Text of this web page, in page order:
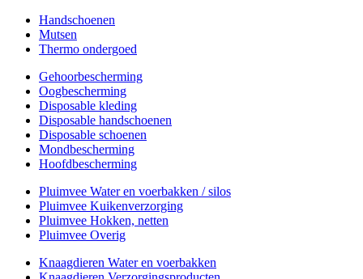
Handschoenen
Mutsen
Thermo ondergoed
Gehoorbescherming
Oogbescherming
Disposable kleding
Disposable handschoenen
Disposable schoenen
Mondbescherming
Hoofdbescherming
Pluimvee Water en voerbakken / silos
Pluimvee Kuikenverzorging
Pluimvee Hokken, netten
Pluimvee Overig
Knaagdieren Water en voerbakken